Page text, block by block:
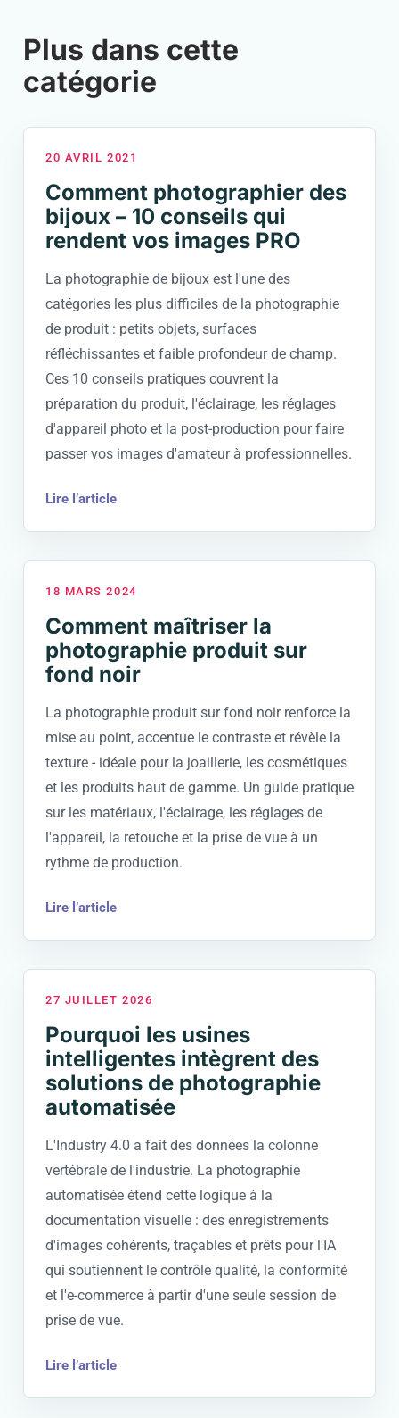
Plus dans cette
catégorie
20 AVRIL 2021
Comment photographier des
bijoux – 10 conseils qui
rendent vos images PRO
La photographie de bijoux est l'une des
catégories les plus difficiles de la photographie
de produit : petits objets, surfaces
réfléchissantes et faible profondeur de champ.
Ces 10 conseils pratiques couvrent la
préparation du produit, l'éclairage, les réglages
d'appareil photo et la post-production pour faire
passer vos images d'amateur à professionnelles.
Lire l’article
18 MARS 2024
Comment maîtriser la
photographie produit sur
fond noir
La photographie produit sur fond noir renforce la
mise au point, accentue le contraste et révèle la
texture - idéale pour la joaillerie, les cosmétiques
et les produits haut de gamme. Un guide pratique
sur les matériaux, l'éclairage, les réglages de
l'appareil, la retouche et la prise de vue à un
rythme de production.
Lire l’article
27 JUILLET 2026
Pourquoi les usines
intelligentes intègrent des
solutions de photographie
automatisée
L'Industry 4.0 a fait des données la colonne
vertébrale de l'industrie. La photographie
automatisée étend cette logique à la
documentation visuelle : des enregistrements
d'images cohérents, traçables et prêts pour l'IA
qui soutiennent le contrôle qualité, la conformité
et l'e-commerce à partir d'une seule session de
prise de vue.
Lire l’article